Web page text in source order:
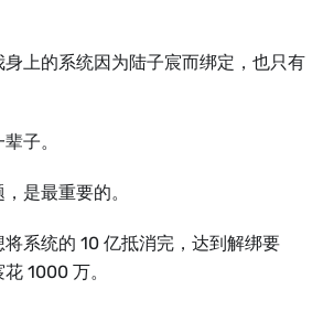
上的系统因为陆子宸而绑定，也只有
子。
是最重要的。
系统的 10 亿抵消完，达到解绑要
1000 万。